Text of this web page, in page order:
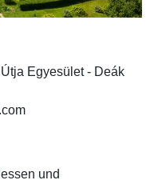
Egyesület - Deák
und